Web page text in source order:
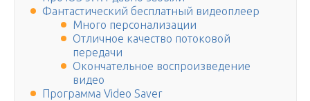
Фантастический бесплатный видеоплеер
Много персонализации
Отличное качество потоковой
передачи
Окончательное воспроизведение
видео
Программа Video Saver